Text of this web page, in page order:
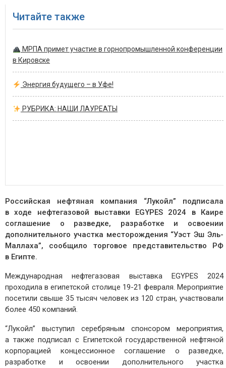
Читайте также
МРПА примет участие в горнопромышленной конференции
в Кировске
Энергия будущего – в Уфе!
РУБРИКА: НАШИ ЛАУРЕАТЫ
Российская нефтяная компания “Лукойл” подписала
в ходе нефтегазовой выставки EGYPES 2024 в Каире
соглашение о разведке, разработке и освоении
дополнительного участка месторождения “Уэст Эш Эль-
Маллаха”, сообщило торговое представительство РФ
в Египте.
Международная нефтегазовая выставка EGYPES 2024
проходила в египетской столице 19-21 февраля. Мероприятие
посетили свыше 35 тысяч человек из 120 стран, участвовали
более 450 компаний.
“Лукойл” выступил серебряным спонсором мероприятия,
а также подписал с Египетской государственной нефтяной
корпорацией концессионное соглашение о разведке,
разработке и освоении дополнительного участка